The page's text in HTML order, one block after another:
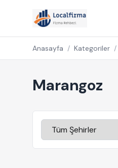
Anasayfa / Kategoriler /
Marangoz